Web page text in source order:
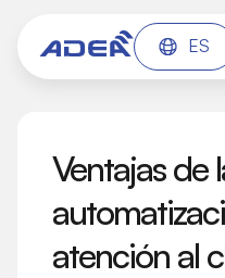
ES
Ventajas de
atención al